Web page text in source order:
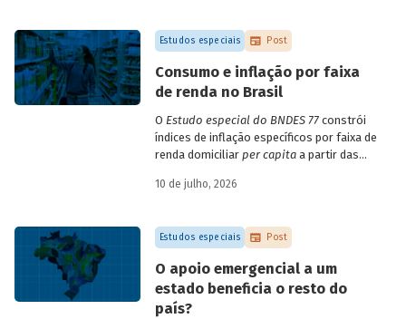
econômica.
Estudos especiais Post
Consumo e inflação por faixa
de renda no Brasil
O Estudo especial do BNDES 77constrói
índices de inflação específicos por faixa de
renda domiciliar per capitaa partir das
associadas às variações de preços dos
ainda os microdados da Pnad Contínua
para analisar a evolução da renda dos
10 de julho, 2026
Estudos especiais Post
O apoio emergencial a um
estado beneficia o resto do
país?